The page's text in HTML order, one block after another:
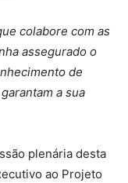
colabore com as
assegurado o
de
a sua
plenária desta
ao Projeto